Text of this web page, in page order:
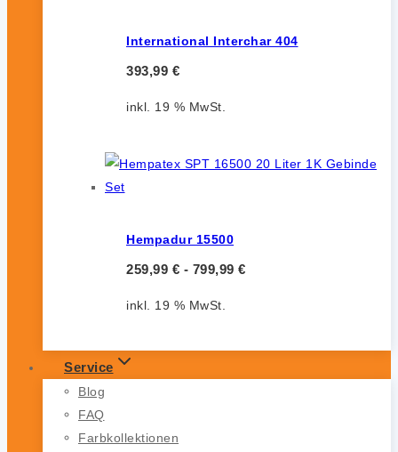
International Interchar 404
393,99 €
inkl. 19 % MwSt.
Hempadur 15500
259,99 € - 799,99 €
inkl. 19 % MwSt.
Service
Blog
FAQ
Farbkollektionen